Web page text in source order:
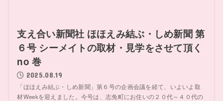
支え合い新聞社 ほほえみ結ぶ・しめ新聞 第
６号 シーメイトの取材・見学をさせて頂く
no 巻
2025.08.19
「ほほえみ結ぶ・しめ新聞」第６号の企画会議を経て、いよいよ取
材Weekを迎えました。今号は、志免町にお住いの２０代～４０代の